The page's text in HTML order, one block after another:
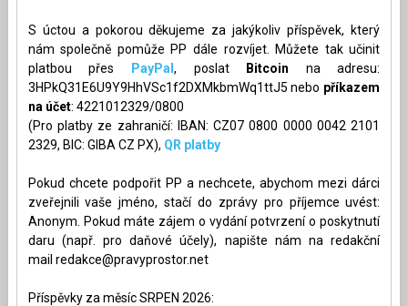
S úctou a pokorou děkujeme za jakýkoliv příspěvek, který
nám společně pomůže PP dále rozvíjet. Můžete tak učinit
platbou přes
PayPal, poslat Bitcoin na adresu:
3HPkQ31E6U9Y9HhVSc1f2DXMkbmWq1ttJ5 nebo příkazem
na účet: 4221012329/0800
(Pro platby ze zahraničí: IBAN: CZ07 0800 0000 0042 2101
2329, BIC: GIBA CZ PX), QR platby
Pokud chcete podpořit PP a nechcete, abychom mezi dárci
zveřejnili vaše jméno, stačí do zprávy pro příjemce uvést:
Anonym. Pokud máte zájem o vydání potvrzení o poskytnutí
daru (např. pro daňové účely), napište nám na redakční
mail redakce@pravyprostor.net
Příspěvky za měsíc SRPEN 2026: